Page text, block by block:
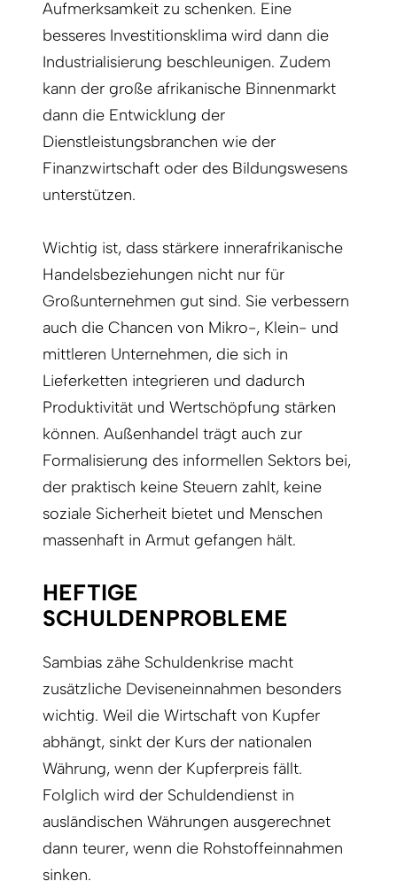
Aufmerksamkeit zu schenken. Eine
besseres Investitionsklima wird dann die
Industrialisierung beschleunigen. Zudem
kann der große afrikanische Binnenmarkt
dann die Entwicklung der
Dienstleistungsbranchen wie der
Finanzwirtschaft oder des Bildungswesens
unterstützen.
Wichtig ist, dass stärkere innerafrikanische
Handelsbeziehungen nicht nur für
Großunternehmen gut sind. Sie verbessern
auch die Chancen von Mikro-, Klein- und
mittleren Unternehmen, die sich in
Lieferketten integrieren und dadurch
Produktivität und Wertschöpfung stärken
können. Außenhandel trägt auch zur
Formalisierung des informellen Sektors bei,
der praktisch keine Steuern zahlt, keine
soziale Sicherheit bietet und Menschen
massenhaft in Armut gefangen hält.
HEFTIGE
SCHULDENPROBLEME
Sambias zähe Schuldenkrise macht
zusätzliche Deviseneinnahmen besonders
wichtig. Weil die Wirtschaft von Kupfer
abhängt, sinkt der Kurs der nationalen
Währung, wenn der Kupferpreis fällt.
Folglich wird der Schuldendienst in
ausländischen Währungen ausgerechnet
dann teurer, wenn die Rohstoffeinnahmen
sinken.